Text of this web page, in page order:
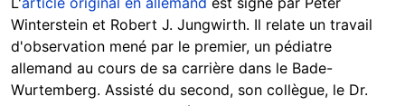
Winterstein et Robert J. Jungwirth. Il relate un travail
d'observation mené par le premier, un pédiatre
allemand au cours de sa carrière dans le Bade-
Wurtemberg. Assisté du second, son collègue, le Dr.